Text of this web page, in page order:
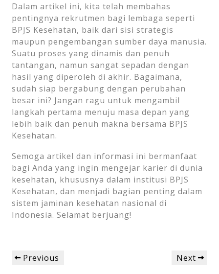
Dalam artikel ini, kita telah membahas
pentingnya rekrutmen bagi lembaga seperti
BPJS Kesehatan, baik dari sisi strategis
maupun pengembangan sumber daya manusia.
Suatu proses yang dinamis dan penuh
tantangan, namun sangat sepadan dengan
hasil yang diperoleh di akhir. Bagaimana,
sudah siap bergabung dengan perubahan
besar ini? Jangan ragu untuk mengambil
langkah pertama menuju masa depan yang
lebih baik dan penuh makna bersama BPJS
Kesehatan.
Semoga artikel dan informasi ini bermanfaat
bagi Anda yang ingin mengejar karier di dunia
kesehatan, khususnya dalam institusi BPJS
Kesehatan, dan menjadi bagian penting dalam
sistem jaminan kesehatan nasional di
Indonesia. Selamat berjuang!
Post
navigation
Previous
Previous
Next
Next